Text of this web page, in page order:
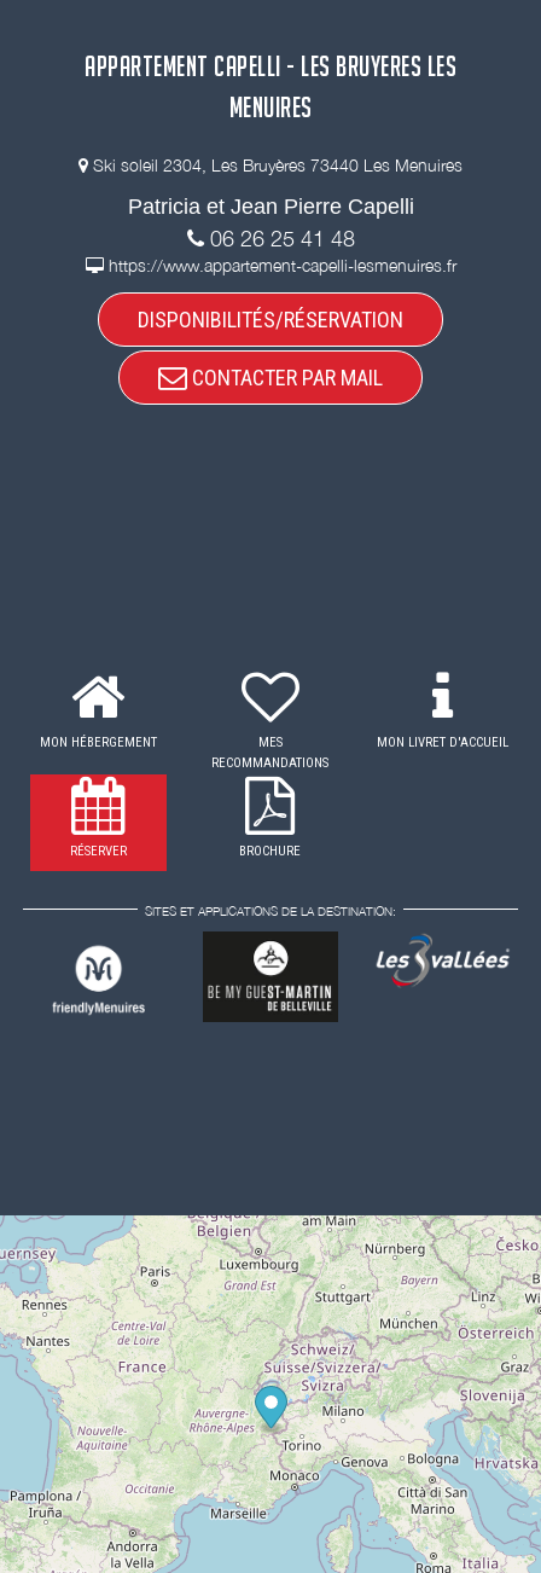
APPARTEMENT CAPELLI - LES BRUYERES LES
MENUIRES
Ski soleil 2304, Les Bruyères 73440 Les Menuires
Patricia et Jean Pierre Capelli
06 26 25 41 48
https://www.appartement-capelli-lesmenuires.fr
DISPONIBILITÉS/RÉSERVATION
CONTACTER PAR MAIL
MON HÉBERGEMENT
MES
RECOMMANDATIONS
MON LIVRET D'ACCUEIL
RÉSERVER BROCHURE
SITES ET APPLICATIONS DE LA DESTINATION: